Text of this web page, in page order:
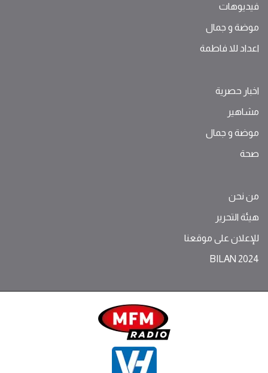
فيديوهات
موضة ‫و‬ ‫‬‫جمال‬
اعداد للا فاطمة
اخبار حصرية
مشاهير
موضة ‫و‬ ‫‬‫جمال‬
صحة
من نحن
هيئة التحرير
للإعلان على موقعنا
BILAN 2024